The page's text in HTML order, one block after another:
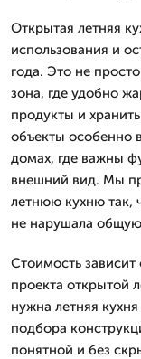
Открытая летняя
использования и
года. Это не
зона, где удобно
продукты и
объекты особенно
домах, где важны
внешний вид. Мы
летнюю кухню так,
не нарушала общую
Стоимость
проекта открытой
нужна летняя
подбора
понятной и без